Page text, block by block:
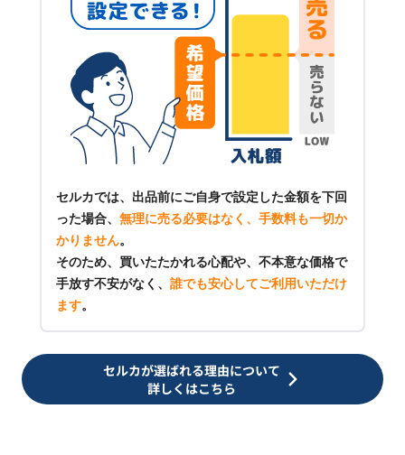
セルカでは、出品前にご自身で設定した金額を下回
った場合、 無理に売る必要はなく、手数料も一切か
かりません。
そのため、買いたたかれる心配や、不本意な価格で
手放す不安がなく、 誰でも安心してご利用いただけ
ます。
セルカが選ばれる理由について
詳しくはこちら